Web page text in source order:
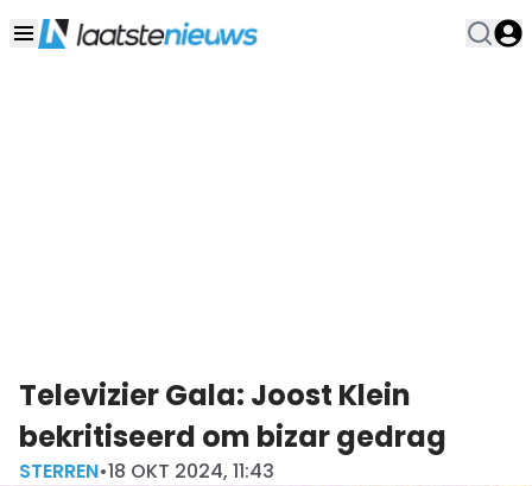
Televizier Gala: Joost Klein
bekritiseerd om bizar gedrag
STERREN•18 OKT 2024, 11:43